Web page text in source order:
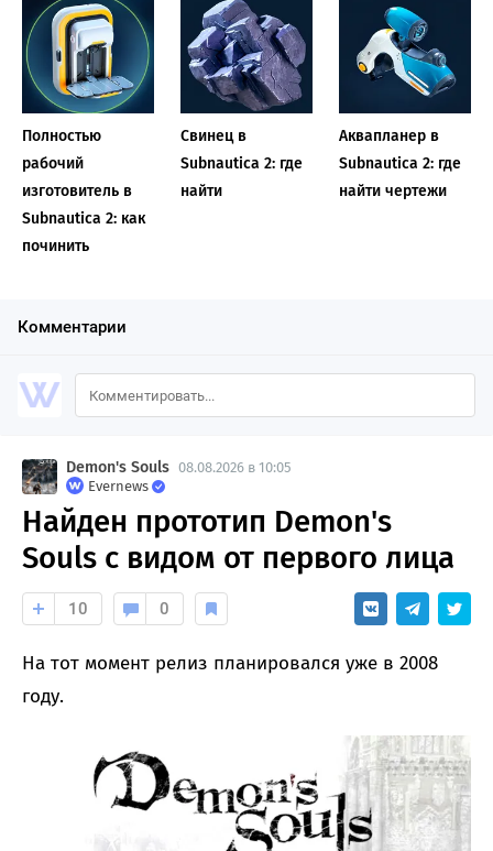
Полностью
рабочий
изготовитель в
Subnautica 2: как
починить
Свинец в
Subnautica 2: где
найти
Аквапланер в
Subnautica 2: где
найти чертежи
Комментарии
Demon's Souls 08.08.2026 в 10:05
Evernews
Найден прототип Demon's
Souls с видом от первого лица
10 0
На тот момент релиз планировался уже в 2008
году.